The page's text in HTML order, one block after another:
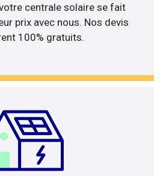
centrale solaire se fait
prix avec nous. Nos devis
100% gratuits.